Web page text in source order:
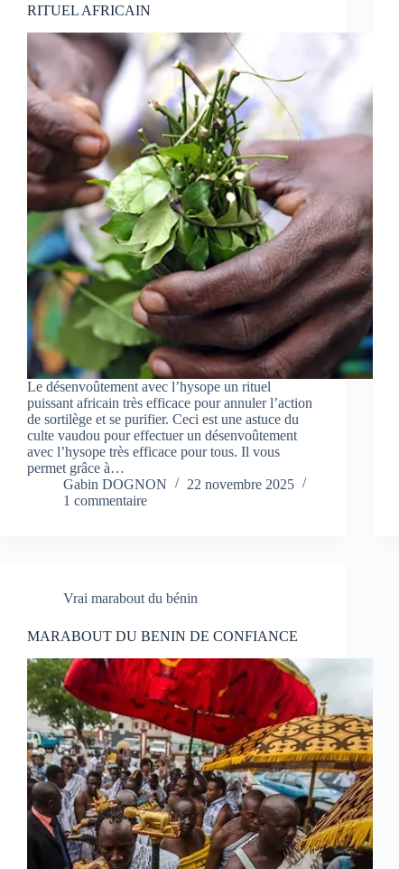
RITUEL AFRICAIN
Le désenvoûtement avec l’hysope un rituel
puissant africain très efficace pour annuler l’action
de sortilège et se purifier. Ceci est une astuce du
culte vaudou pour effectuer un désenvoûtement
avec l’hysope très efficace pour tous. Il vous
permet grâce à…
Gabin DOGNON
22 novembre 2025
1 commentaire
Vrai marabout du bénin
MARABOUT DU BENIN DE CONFIANCE